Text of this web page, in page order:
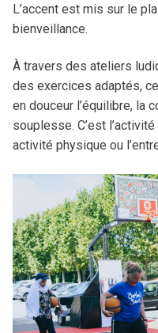
L’accent est mis sur le
bienveillance.
À travers des ateliers
des exercices adaptés,
en douceur l’équilibre, la
souplesse. C’est
activité physique ou